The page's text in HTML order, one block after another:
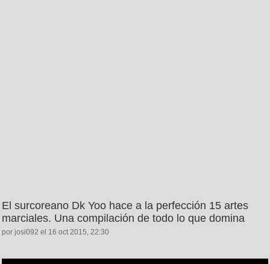
El surcoreano Dk Yoo hace a la perfección 15 artes
marciales. Una compilación de todo lo que domina
por josi092 el 16 oct 2015, 22:30